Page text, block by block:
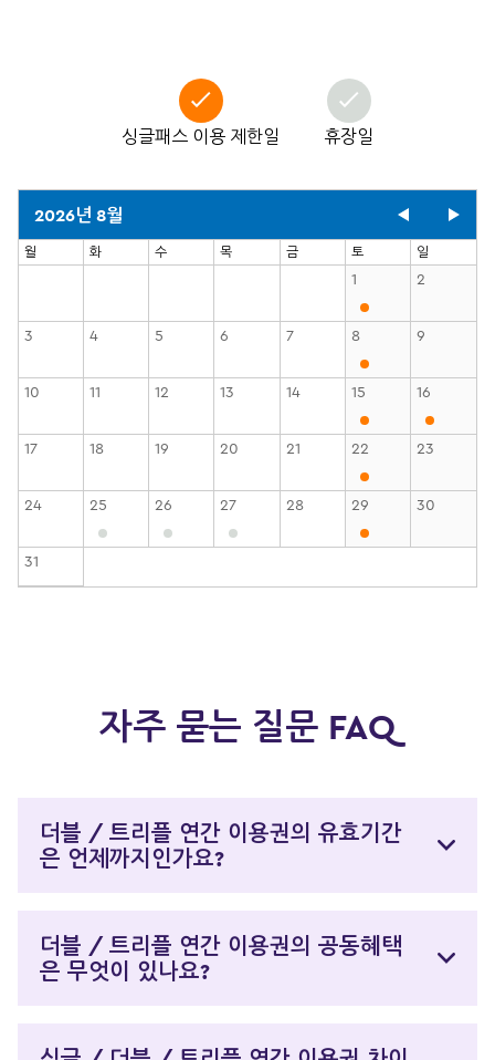
싱글패스 이용 제한일 휴장일
2026년 8월
월 화 수 목 금 토 일
1 2
3 4 5 6 7 8 9
10 11 12 13 14 15 16
17 18 19 20 21 22 23
24 25 26 27 28 29 30
31
자주 묻는 질문 FAQ
더블 / 트리플 연간 이용권의 유효기간
은 언제까지인가요?
더블 / 트리플 연간 이용권의 공동혜택
은 무엇이 있나요?